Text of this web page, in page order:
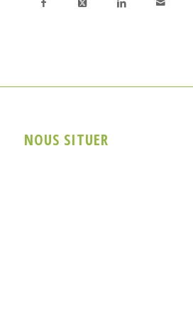
NOUS SITUER